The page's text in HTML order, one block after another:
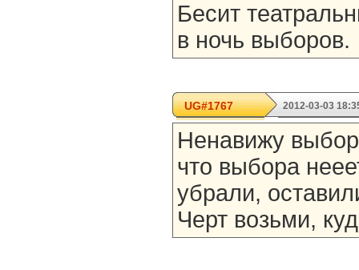
Бесит
в ночь выборов.
UG#1767 2012-03-03
Ненавижу
что выбора
убрали,
Черт возьми,